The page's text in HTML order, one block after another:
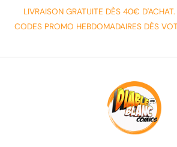
LIVRAISON GRATUITE DÈS 40€
CODES PROMO HEBDOMADAIRES DÈS